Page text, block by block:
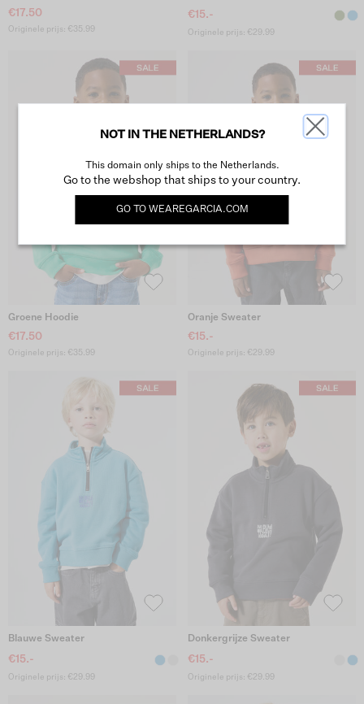
€17.50
Originele prijs: €35.99
€15.-
Originele prijs: €29.99
Groene Hoodie
€17.50
Originele prijs: €35.99
Oranje Sweater
€15.-
Originele prijs: €29.99
Blauwe Sweater
€15.-
Originele prijs: €29.99
Donkergrijze Sweater
€15.-
Originele prijs: €29.99
NOT IN THE NETHERLANDS?
This domain only ships to the Netherlands.
Go to the webshop that ships to your country.
GO TO WEAREGARCIA.COM